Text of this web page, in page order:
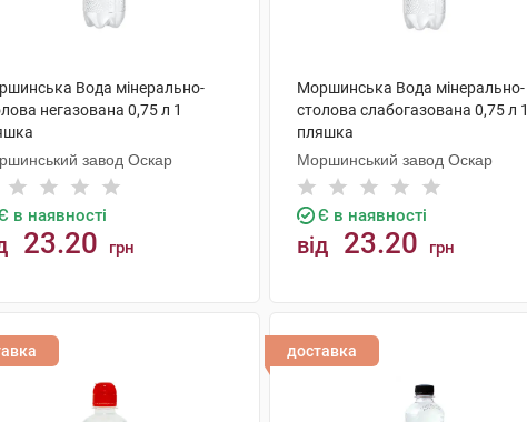
Вода мінерально-
негазована 0,75 л 1
завод Оскар
в наявності
23.20 грн
Моршинська Вода мінерально-
столова слабогазована 0,75 л 1
пляшка
Моршинський завод Оскар
Є в наявності
від 23.20 грн
доставка